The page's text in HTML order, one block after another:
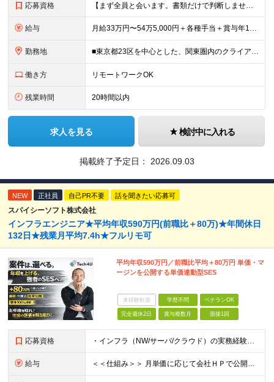
応募資格 【まず全員と会います。書類だけで判断しません。】 ■学歴不問 ■何らかのITエンジニア実務経験をお持ちの方（年数・工程・領域不問） ◎こんな方も歓迎します！ ・別業界を経験してIT業界に戻りたい「
給与 月給33万円〜54万5,000円＋各種手当＋賞与年1回 ※経験・スキルを考慮のうえ、双方が納得するまで話し合って決定します。 ※上記月給額にはみなし残業手当（20時間分／4万5000円～）を含む（超
勤務地 ■東京都23区を中心とした、関東圏内のクライアント先 ※東京・渋谷・銀座・横浜の案件が多数 ★転勤はありません！ ★勤務地は希望を考慮します！ ★全社員の約8割がリモートワーク実施中！ プロジェク
働き方 リモートワークOK
残業時間 20時間以内
求人を見る 検討中に入れる
掲載終了予定日： 2026.09.03
NEW 正社員 自己PR不要 話を聞きたい応募可
スパイシーソフト株式会社
インフラエンジニア★平均年収590万円(前職比＋80万)★年間休日
132日★残業月平均7.4h★フルリモ可
平均年収590万円／前職比平均＋80万円 単価・マ
ージンを公開する単価連動型SES
未経験歓迎 学歴不問 ベテランOK
完全週休2日 賞与複数月 面接1回
応募資格 ・インフラ（NW/サーバ/クラウド）の実務経験をお持ちの方（目安：1年以上は全員面接確定） ・インフラに興味がある未経験の方 ・学歴不問 ■ こんな方を歓迎します ・IaC（Terraform等）
給与 ＜＜仕組み＞＞ 月単価に応じて会社ＨＰで公開しているテーブルにもとづき毎月決定されます！ https://www.tech4u.dev/payroll ＜＜実績＞＞ 平均年収実績：590万円 ＜＜